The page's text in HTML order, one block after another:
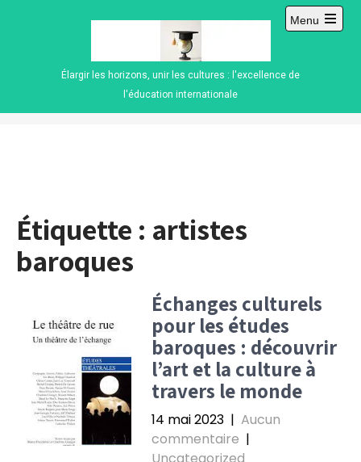
Élargir les horizons, unir les cultures : l'excellence de
l'éducation internationale
Menu
Open
Étiquette : artistes
baroques
Échanges culturels
pour les études
baroques : découvrir
l’art et la culture à
travers le monde
14 mai 2023 | Aucun
commentaire |